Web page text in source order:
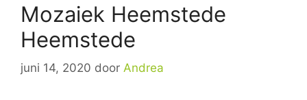
Mozaiek Heemstede
Heemstede
juni 14, 2020 door Andrea